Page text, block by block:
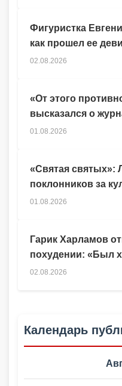
Гарик Харламов
похудении: «Был
02.08.2026
Фигуристка
как прошел ее
02.08.2026
«От этого
высказался о
01.08.2026
«Святая святых»:
поклонников за
01.08.2026
Календарь